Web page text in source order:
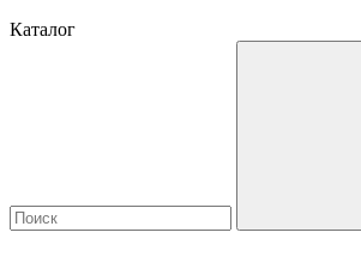
Каталог